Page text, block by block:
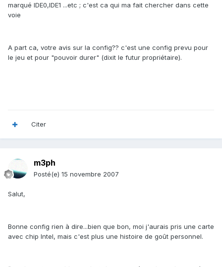
marqué IDE0,IDE1 ...etc ; c'est ca qui ma fait chercher dans cette
voie
A part ca, votre avis sur la config?? c'est une config prevu pour
le jeu et pour "pouvoir durer" (dixit le futur propriétaire).
Citer
m3ph
Posté(e) 15 novembre 2007
Salut,
Bonne config rien à dire...bien que bon, moi j'aurais pris une carte
avec chip Intel, mais c'est plus une histoire de goût personnel.